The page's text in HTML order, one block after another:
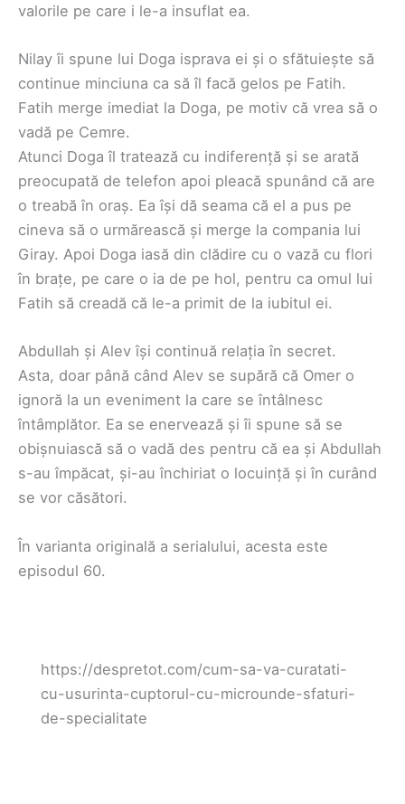
valorile pe care i le-a insuflat ea.
Nilay îi spune lui Doga isprava ei și o sfătuiește să
continue minciuna ca să îl facă gelos pe Fatih.
Fatih merge imediat la Doga, pe motiv că vrea să o
vadă pe Cemre.
Atunci Doga îl tratează cu indiferență și se arată
preocupată de telefon apoi pleacă spunând că are
o treabă în oraș. Ea își dă seama că el a pus pe
cineva să o urmărească și merge la compania lui
Giray. Apoi Doga iasă din clădire cu o vază cu flori
în brațe, pe care o ia de pe hol, pentru ca omul lui
Fatih să creadă că le-a primit de la iubitul ei.
Abdullah și Alev își continuă relația în secret.
Asta, doar până când Alev se supără că Omer o
ignoră la un eveniment la care se întâlnesc
întâmplător. Ea se enervează și îi spune să se
obișnuiască să o vadă des pentru că ea și Abdullah
s-au împăcat, și-au închiriat o locuință și în curând
se vor căsători.
În varianta originală a serialului, acesta este
episodul 60.
https://despretot.com/cum-sa-va-curatati-
cu-usurinta-cuptorul-cu-microunde-sfaturi-
de-specialitate